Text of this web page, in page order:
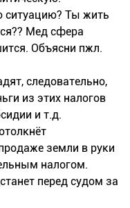
ситуацию? Ты жить
Мед сфера
Объясни пжл.
следовательно,
из этих налогов
и т.д.
земли в руки
налогом.
перед судом за